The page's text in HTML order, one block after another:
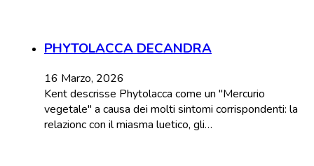
PHYTOLACCA DECANDRA
16 Marzo, 2026
Kent descrisse Phytolacca come un "Mercurio
vegetale" a causa dei molti sintomi corrispondenti: la
relazionc con il miasma luetico, gli…